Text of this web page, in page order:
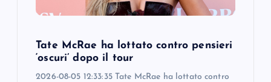
Tate McRae ha lottato contro pensieri
‘oscuri’ dopo il tour
2026-08-05 12:33:35 Tate McRae ha lottato contro